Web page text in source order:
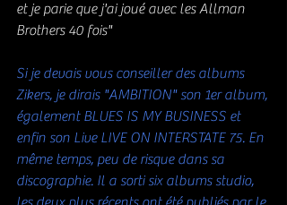
et je parie que j'ai joué avec les Allman
Brothers 40 fois"
Si je devais vous conseiller des albums
Zikers, je dirais "AMBITION" son 1er album,
également BLUES IS MY BUSINESS et
enfin son Live LIVE ON INTERSTATE 75. En
même temps, peu de risque dans sa
discographie. Il a sorti six albums studio,